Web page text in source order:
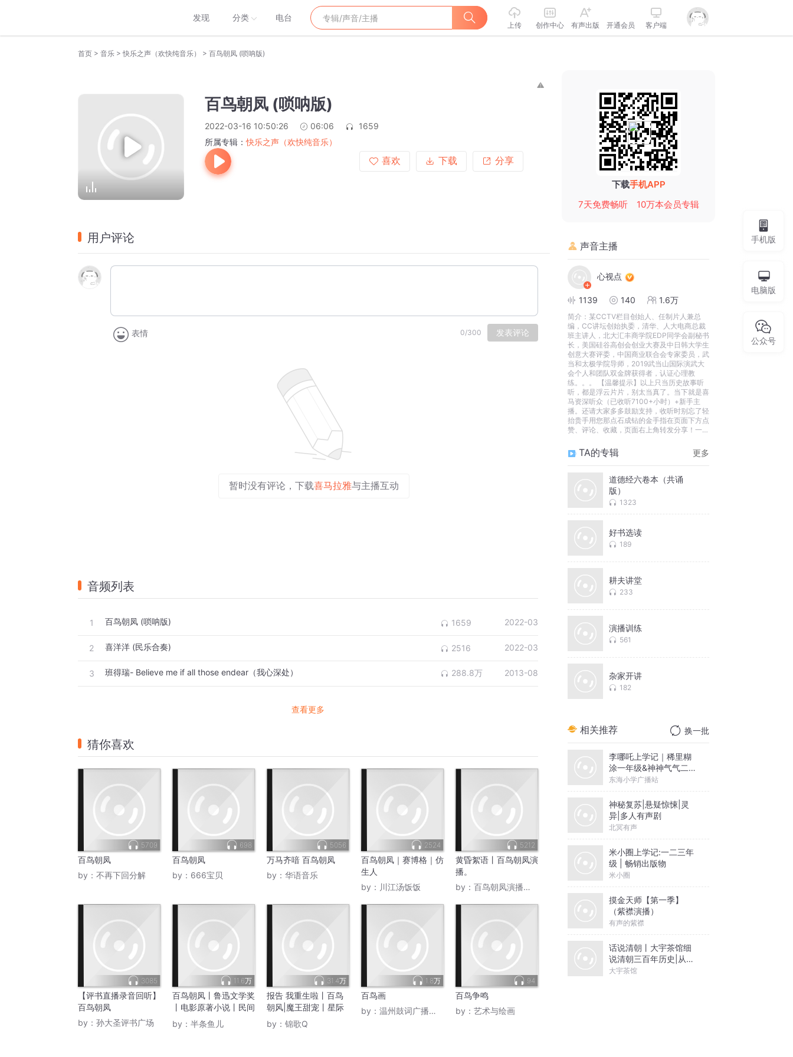
发现 分类 电台
上传 创作中心 有声出版 开通会员 客户端
首页 > 音乐 > 快乐之声（欢快纯音乐） > 百鸟朝凤 (唢呐版)
百鸟朝凤 (唢呐版)
2022-03-16 10:50:26 06:06
1659
所属专辑：快乐之声（欢快纯音乐）
喜欢
下载 分享
用户评论
表情 0/300 发表评论
暂时没有评论，下载喜马拉雅与主播互动
音频列表
1 百鸟朝凤 (唢呐版) 1659 2022-03
2 喜洋洋 (民乐合奏) 2516 2022-03
3 班得瑞- Believe me if all those endear（我心深处） 288.8万 2013-08
查看更多
猜你喜欢
5709
百鸟朝凤
by： 不再下回分解
698
百鸟朝凤
by： 666宝贝
5056
万马齐喑 百鸟朝凤
by： 华语音乐
2524
百鸟朝凤｜赛博格｜仿
生人
by： 川江汤饭饭
5212
黄昏絮语丨百鸟朝凤演
播。
by： 百鸟朝凤演播小站
3085
【评书直播录音回听】
百鸟朝凤
by： 孙大圣评书广场
11.6万
百鸟朝凤丨鲁迅文学奖
丨电影原著小说丨民间
故事丨大师的绝唱丨唢
呐匠、挖煤工、火化师
by： 半条鱼儿
31.4万
报告 我重生啦丨百鸟
朝风|魔王甜宠丨星际
穿越丨一场跨世纪的爱
恋| 多人有声剧
by： 锦歌Q
1.8万
百鸟画
by： 温州鼓词广播电台
94
百鸟争鸣
by： 艺术与绘画
下载手机APP
7天免费畅听
10万本会员专辑
声音主播
心视点
1139 140 1.6万
简介： 某CCTV栏目创始人、任制片人兼总
编，CC讲坛创始执委，清华、人大电商总裁
班主讲人，北大汇丰商学院EDP同学会副秘书
长，美国硅谷高创会创业大赛及中日韩大学生
创意大赛评委，中国商业联合会专家委员，武
当和太极学院导师，2019武当山国际演武大
会个人和团队双金牌获得者，认证心理教
练。。。 【温馨提示】以上只当历史故事听
听，都是浮云片片，别太当真了。当下就是喜
马资深听众（已收听7100+小时）+新手主
播。还请大家多多鼓励支持，收听时别忘了轻
抬贵手用您那点石成钻的金手指在页面下方点
赞、评论、收藏，页面右上角转发分享！一定
反正我信了。幸福已在敲门，开不开就在你
了！TA的专辑 更多
道德经六卷本（共诵
版）
1323
好书选读
189
耕夫讲堂
233
演播训练
561
杂家开讲
182
相关推荐 换一批
李哪吒上学记｜稀里糊
涂一年级&神神气气二年
级
东海小学广播站
神秘复苏|悬疑惊悚|灵
异|多人有声剧
北冥有声
米小圈上学记:一二三年
级 | 畅销出版物
米小圈
摸金天师【第一季】
（紫襟演播）
有声的紫襟
话说清朝丨大宇茶馆细
说清朝三百年历史|从努
尔哈赤到末代皇帝溥仪|
大宇茶馆
手机版
电脑版
公众号